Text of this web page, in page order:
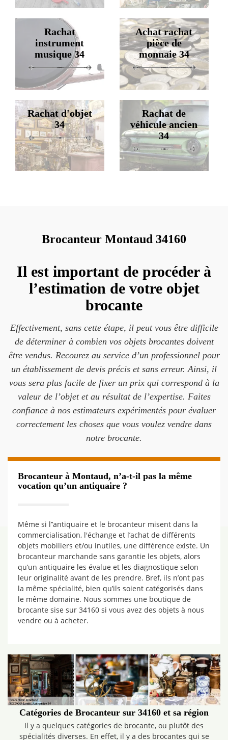
Rachat
instrument
musique 34
Achat rachat
pièce de
monnaie 34
Rachat d'objet
34
Rachat de
véhicule ancien
34
Brocanteur Montaud 34160
Il est important de procéder à
l’estimation de votre objet
brocante
Effectivement, sans cette étape, il peut vous être difficile
de déterminer à combien vos objets brocantes doivent
être vendus. Recourez au service d’un professionnel pour
un établissement de devis précis et sans erreur. Ainsi, il
vous sera plus facile de fixer un prix qui correspond à la
valeur de l’objet et au résultat de l’expertise. Faites
confiance à nos estimateurs expérimentés pour évaluer
correctement les choses que vous voulez vendre dans
notre brocante.
Brocanteur à Montaud, n’a-t-il pas la même
vocation qu’un antiquaire ?
Même si l’’antiquaire et le brocanteur misent dans la
commercialisation, l'échange et l’achat de différents
objets mobiliers et/ou inutiles, une différence existe. Un
brocanteur marchande sans garantie les objets, alors
qu’un antiquaire les évalue et les diagnostique selon
leur originalité avant de les prendre. Bref, ils n’ont pas
la même spécialité, bien qu’ils soient catégorisés dans
le même domaine. Nous sommes une boutique de
brocante sise sur 34160 si vous avez des objets à nous
vendre ou à acheter.
Catégories de Brocanteur sur 34160 et sa région
Il y a quelques catégories de brocante, ou plutôt des
spécialités diverses. En effet, il y a des brocantes qui se